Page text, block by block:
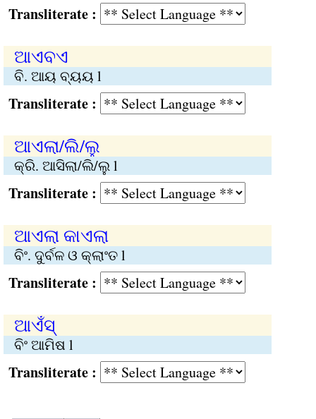
:
ଆଏବଏ
ବି. ଆୟ ବ୍ୟୟ l
:
ଆଏଲା/ଲି/ଲୁ
କ୍ରି. ଆସିଲା/ଲି/ଲୁ l
:
ଆଏଲା କାଏଲା
ବିଂ. ଦୁର୍ବଳ ଓ କ୍ଲାଂତ l
:
ଆଏଁସ୍‍
ବିଂ ଆମିଷ l
: